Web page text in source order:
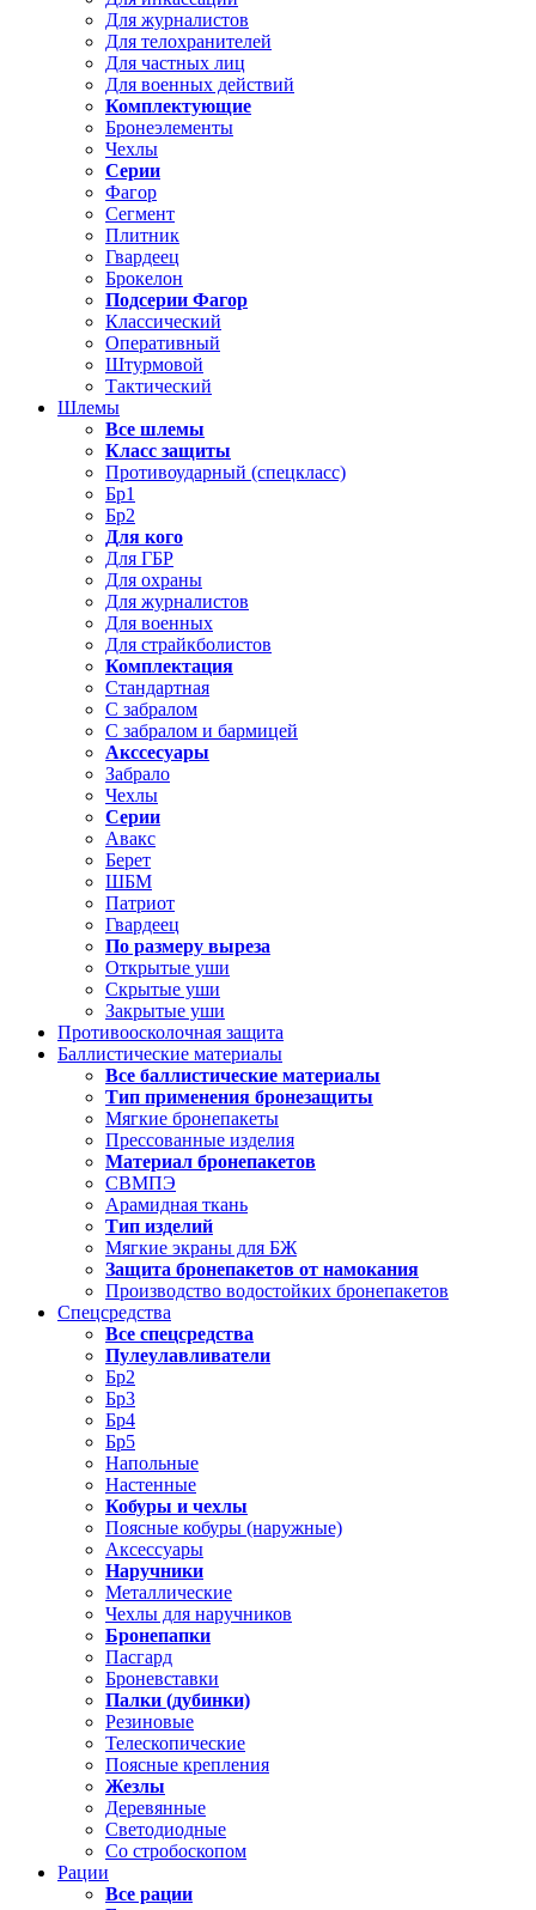
Для журналистов
Для телохранителей
Для частных лиц
Для военных действий
Комплектующие
Бронеэлементы
Чехлы
Серии
Фагор
Сегмент
Плитник
Гвардеец
Брокелон
Подсерии Фагор
Классический
Оперативный
Штурмовой
Тактический
Шлемы
Все шлемы
Класс защиты
Противоударный (спецкласс)
Бр1
Бр2
Для кого
Для ГБР
Для охраны
Для журналистов
Для военных
Для страйкболистов
Комплектация
Стандартная
С забралом
С забралом и бармицей
Акссесуары
Забрало
Чехлы
Серии
Авакс
Берет
ШБМ
Патриот
Гвардеец
По размеру выреза
Открытые уши
Скрытые уши
Закрытые уши
Противоосколочная защита
Баллистические материалы
Все баллистические материалы
Тип применения бронезащиты
Мягкие бронепакеты
Прессованные изделия
Материал бронепакетов
СВМПЭ
Арамидная ткань
Тип изделий
Мягкие экраны для БЖ
Защита бронепакетов от намокания
Производство водостойких бронепакетов
Спецсредства
Все спецсредства
Пулеулавливатели
Бр2
Бр3
Бр4
Бр5
Напольные
Настенные
Кобуры и чехлы
Поясные кобуры (наружные)
Аксессуары
Наручники
Металлические
Чехлы для наручников
Бронепапки
Пасгард
Броневставки
Палки (дубинки)
Резиновые
Телескопические
Поясные крепления
Жезлы
Деревянные
Светодиодные
Со стробоскопом
Рации
Все рации